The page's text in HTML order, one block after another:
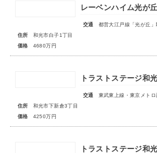
交通
都営大江戸線「光が丘
住所
和光市白子1丁目
価格
4680万円
交通
東武東上線・東京メトロ副都心線・東
住所
和光市下新倉3丁目
価格
4250万円